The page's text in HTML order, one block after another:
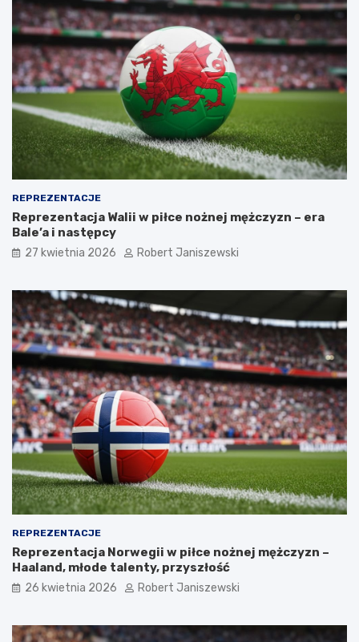
REPREZENTACJE
Reprezentacja Walii w piłce nożnej mężczyzn – era
Bale’a i następcy
27 kwietnia 2026 Robert Janiszewski
REPREZENTACJE
Reprezentacja Norwegii w piłce nożnej mężczyzn –
Haaland, młode talenty, przyszłość
26 kwietnia 2026 Robert Janiszewski